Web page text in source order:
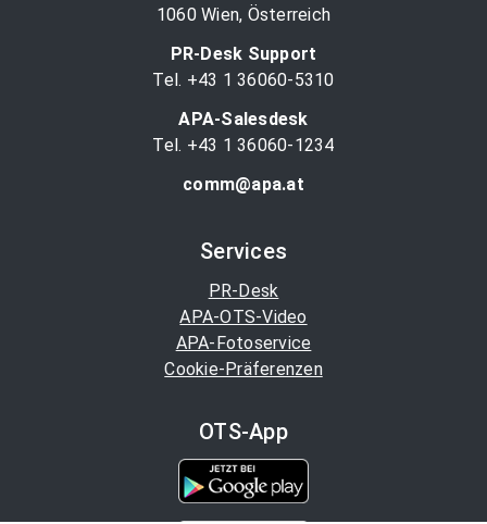
1060 Wien, Österreich
PR-Desk Support
Tel. +43 1 36060-5310
APA-Salesdesk
Tel. +43 1 36060-1234
comm@apa.at
Services
PR-Desk
APA-OTS-Video
APA-Fotoservice
Cookie-Präferenzen
OTS-App